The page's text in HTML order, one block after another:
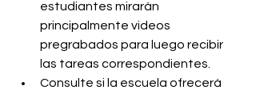
estudiantes mirarán
principalmente videos
pregrabados para luego recibir
las tareas correspondientes.
Consulte si la escuela ofrecerá